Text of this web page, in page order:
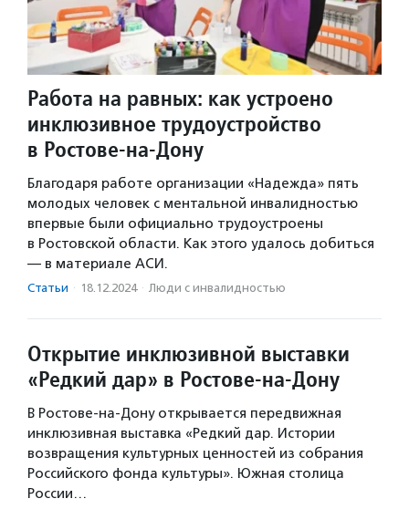
Работа на равных: как устроено
инклюзивное трудоустройство
в Ростове-на-Дону
Благодаря работе организации «Надежда» пять
молодых человек с ментальной инвалидностью
впервые были официально трудоустроены
в Ростовской области. Как этого удалось добиться
— в материале АСИ.
Статьи · 18.12.2024 · Люди с инвалидностью
Открытие инклюзивной выставки
«Редкий дар» в Ростове-на-Дону
В Ростове-на-Дону открывается передвижная
инклюзивная выставка «Редкий дар. Истории
возвращения культурных ценностей из собрания
Российского фонда культуры». Южная столица
России…